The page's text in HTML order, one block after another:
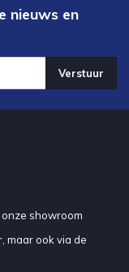
nieuws en
Verstuur
showroom
maar ook via de